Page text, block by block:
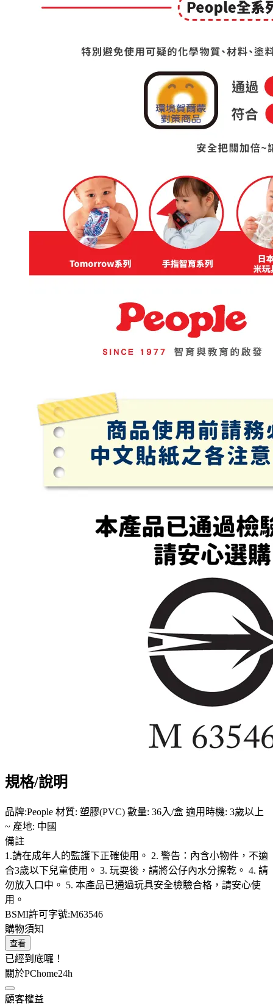
規格/說明
品牌:People 材質: 塑膠(PVC) 數量: 36入/盒 適用時機: 3歲以上
~ 產地: 中國
備註
1.請在成年人的監護下正確使用。 2. 警告：內含小物件，不適
合3歲以下兒童使用。 3. 玩耍後，請將公仔內水分擦乾。 4. 請
勿放入口中。 5. 本產品已通過玩具安全檢驗合格，請安心使
用。
BSMI許可字號:M63546
購物須知
查看
已經到底囉！
關於PChome24h
顧客權益